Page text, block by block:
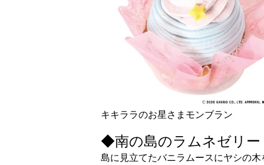
キキララのお星さまモンブラン
◆南の島のラムネゼリー
島に見立てたバニラムースにヤシの